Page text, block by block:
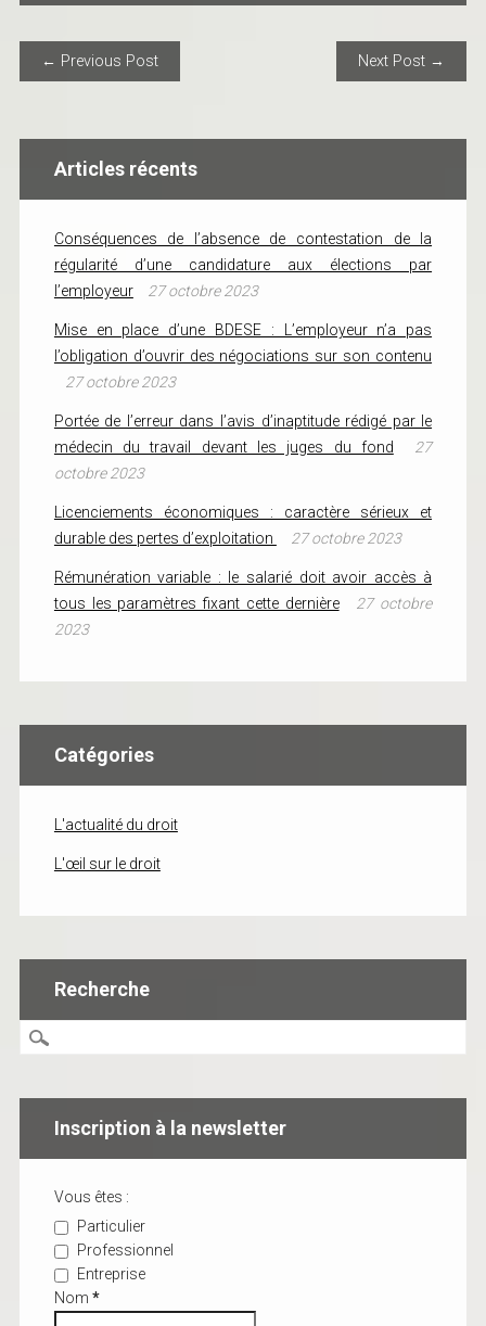
POST NAVIGATION
← Previous Post Next Post →
Articles récents
Conséquences de l’absence de contestation de la
régularité d’une candidature aux élections par
l’employeur
27 octobre 2023
Mise en place d’une BDESE : L’employeur n’a pas
l’obligation d’ouvrir des négociations sur son contenu
27 octobre 2023
Portée de l’erreur dans l’avis d’inaptitude rédigé par le
médecin du travail devant les juges du fond
27
octobre 2023
Licenciements économiques : caractère sérieux et
durable des pertes d’exploitation
27 octobre 2023
Rémunération variable : le salarié doit avoir accès à
tous les paramètres fixant cette dernière
27 octobre
2023
Catégories
L'actualité du droit
L'œil sur le droit
Recherche
Inscription à la newsletter
Vous êtes :
Particulier
Professionnel
Entreprise
Nom *